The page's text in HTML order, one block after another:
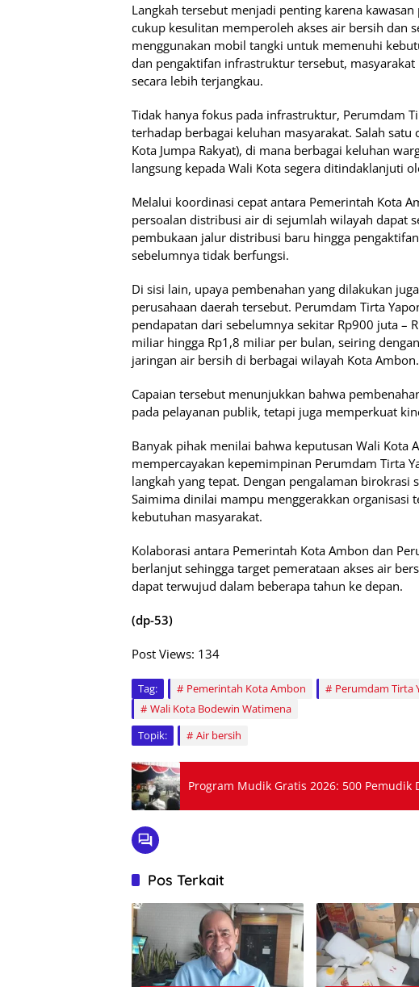
Langkah tersebut menjadi penting karena
cukup kesulitan memperoleh akses air bersih dan
menggunakan mobil tangki untuk memenuhi
dan pengaktifan infrastruktur tersebut,
secara lebih terjangkau.
Tidak hanya fokus pada infrastruktur, Perumdam
terhadap berbagai keluhan masyarakat. Salah satu
Kota Jumpa Rakyat), di mana berbagai keluhan
langsung kepada Wali Kota segera ditindaklanjuti
Melalui koordinasi cepat antara Pemerintah Kota
persoalan distribusi air di sejumlah wilayah dapat
pembukaan jalur distribusi baru hingga
sebelumnya tidak berfungsi.
Di sisi lain, upaya pembenahan yang dilakukan
perusahaan daerah tersebut. Perumdam Tirta
pendapatan dari sebelumnya sekitar Rp900 juta –
miliar hingga Rp1,8 miliar per bulan, seiring
jaringan air bersih di berbagai wilayah Kota Ambon.
Capaian tersebut menunjukkan bahwa
pada pelayanan publik, tetapi juga memperkuat
Banyak pihak menilai bahwa keputusan Wali Kota
mempercayakan kepemimpinan Perumdam Tirta
langkah yang tepat. Dengan pengalaman
Saimima dinilai mampu menggerakkan organisasi
kebutuhan masyarakat.
Kolaborasi antara Pemerintah Kota Ambon dan
berlanjut sehingga target pemerataan akses air
dapat terwujud dalam beberapa tahun ke depan.
(dp-53)
Post Views: 134
Tag: Pemerintah Kota Ambon Perumdam Tirta
Wali Kota Bodewin Watimena
Topik:
Air bersih
Program Mudik Gratis 2026: 500
Pos Terkait